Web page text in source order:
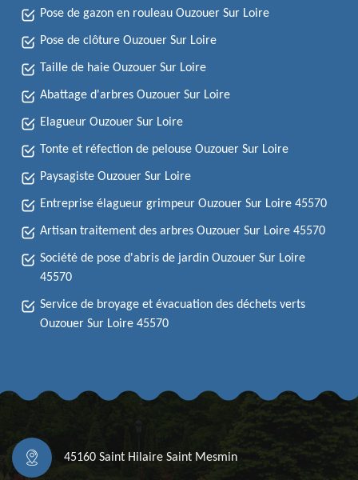
Pose de gazon en rouleau Ouzouer Sur Loire
Pose de clôture Ouzouer Sur Loire
Taille de haie Ouzouer Sur Loire
Abattage d'arbres Ouzouer Sur Loire
Elagueur Ouzouer Sur Loire
Tonte et réfection de pelouse Ouzouer Sur Loire
Paysagiste Ouzouer Sur Loire
Entreprise élagueur grimpeur Ouzouer Sur Loire 45570
Artisan traitement des arbres Ouzouer Sur Loire 45570
Société de pose d'abris de jardin Ouzouer Sur Loire
45570
Service de broyage et évacuation des déchets verts
Ouzouer Sur Loire 45570
45160 Saint Hilaire Saint Mesmin